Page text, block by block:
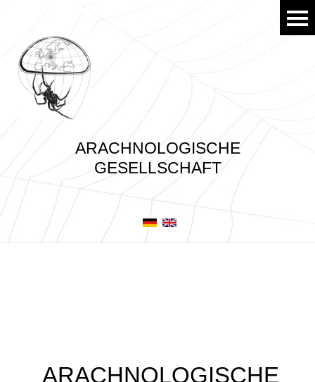
ARACHNOLOGISCHE
GESELLSCHAFT
ARACHNOLOGISCHE